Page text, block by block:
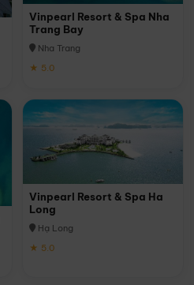
Vinpearl Resort & Spa Nha
Trang Bay
Nha Trang
★ 5.0
Vinpearl Resort & Spa Ha
Long
Hạ Long
★ 5.0